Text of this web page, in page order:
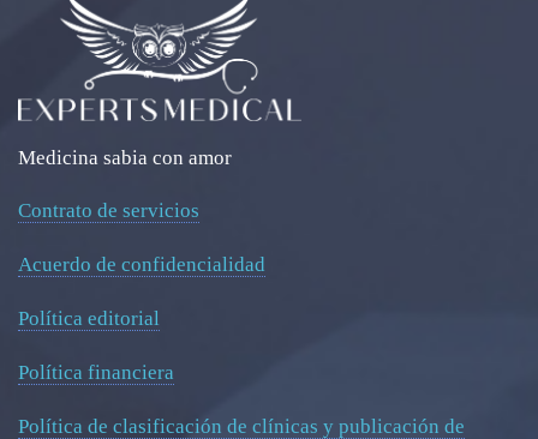
Medicina sabia con amor
Contrato de servicios
Acuerdo de confidencialidad
Política editorial
Política financiera
Política de clasificación de clínicas y publicación de